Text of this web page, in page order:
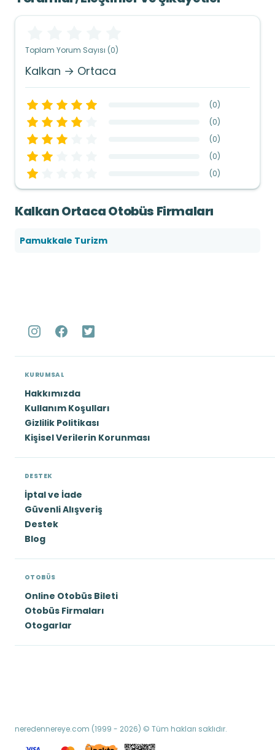
Toplam Yorum Sayısı (0)
Kalkan → Ortaca
(0)
(0)
(0)
(0)
(0)
Kalkan Ortaca Otobüs Firmaları
Pamukkale Turizm
KURUMSAL
Hakkımızda
Kullanım Koşulları
Gizlilik Politikası
Kişisel Verilerin Korunması
DESTEK
İptal ve İade
Güvenli Alışveriş
Destek
Blog
OTOBÜS
Online Otobüs Bileti
Otobüs Firmaları
Otogarlar
neredennereye.com (1999 - 2026) © Tüm hakları saklıdır.